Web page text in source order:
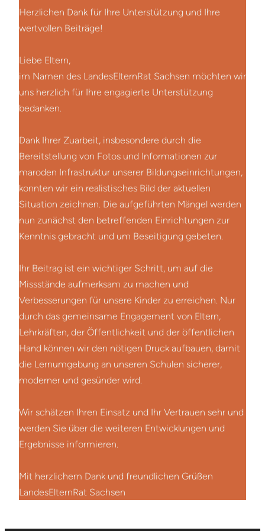
Herzlichen Dank für Ihre Unterstützung und Ihre
wertvollen Beiträge!
Liebe Eltern,
im Namen des LandesElternRat Sachsen möchten wir
uns herzlich für Ihre engagierte Unterstützung
bedanken.
Dank Ihrer Zuarbeit, insbesondere durch die
Bereitstellung von Fotos und Informationen zur
maroden Infrastruktur unserer Bildungseinrichtungen,
konnten wir ein realistisches Bild der aktuellen
Situation zeichnen. Die aufgeführten Mängel werden
nun zunächst den betreffenden Einrichtungen zur
Kenntnis gebracht und um Beseitigung gebeten.
Ihr Beitrag ist ein wichtiger Schritt, um auf die
Missstände aufmerksam zu machen und
Verbesserungen für unsere Kinder zu erreichen. Nur
durch das gemeinsame Engagement von Eltern,
Lehrkräften, der Öffentlichkeit und der öffentlichen
Hand können wir den nötigen Druck aufbauen, damit
die Lernumgebung an unseren Schulen sicherer,
moderner und gesünder wird.
Wir schätzen Ihren Einsatz und Ihr Vertrauen sehr und
werden Sie über die weiteren Entwicklungen und
Ergebnisse informieren.
Mit herzlichem Dank und freundlichen Grüßen
LandesElternRat Sachsen